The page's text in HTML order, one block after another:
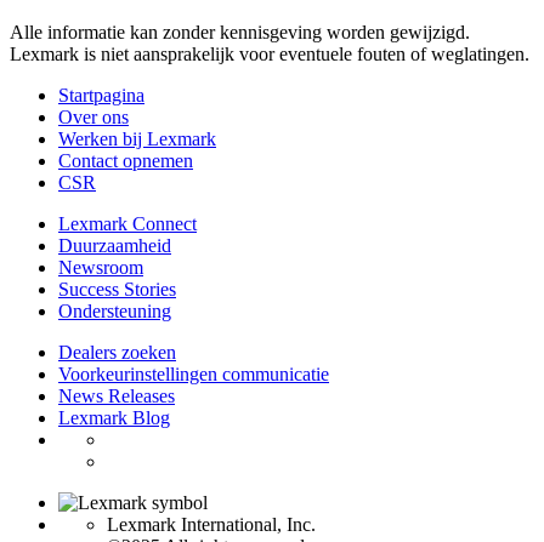
Alle informatie kan zonder kennisgeving worden gewijzigd.
Lexmark is niet aansprakelijk voor eventuele fouten of weglatingen.
Startpagina
Over ons
Werken bij Lexmark
Contact opnemen
CSR
Lexmark Connect
Duurzaamheid
Newsroom
Success Stories
Ondersteuning
Dealers zoeken
Voorkeurinstellingen communicatie
News Releases
Lexmark Blog
Lexmark International, Inc.